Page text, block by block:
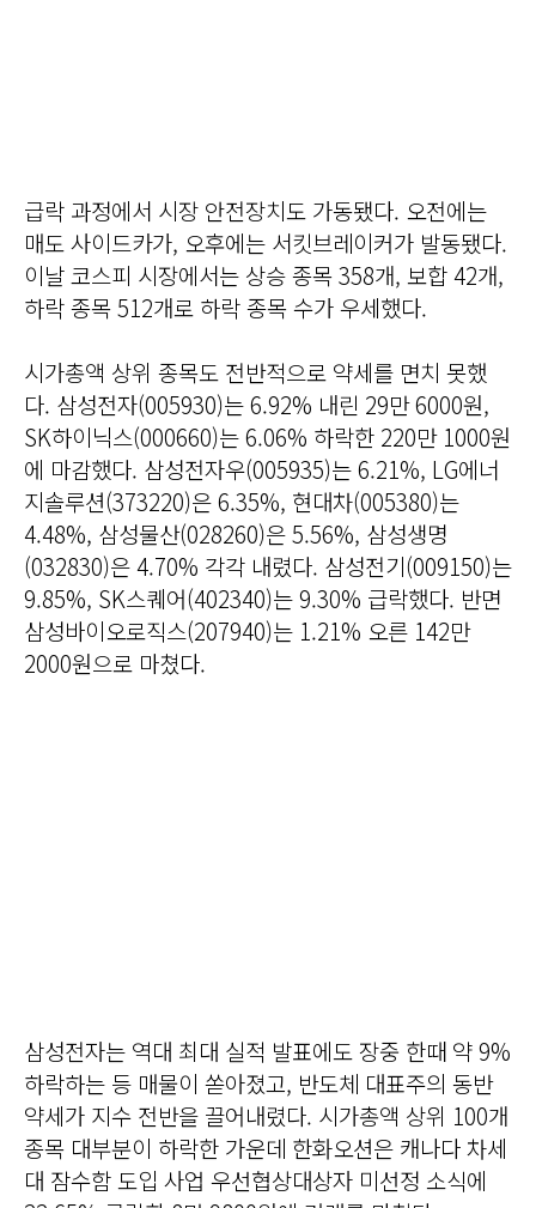
급락 과정에서 시장 안전장치도 가동됐다. 오전에는
매도 사이드카가, 오후에는 서킷브레이커가 발동됐다.
이날 코스피 시장에서는 상승 종목 358개, 보합 42개,
하락 종목 512개로 하락 종목 수가 우세했다.
시가총액 상위 종목도 전반적으로 약세를 면치 못했
다. 삼성전자(005930)는 6.92% 내린 29만 6000원,
SK하이닉스(000660)는 6.06% 하락한 220만 1000원
에 마감했다. 삼성전자우(005935)는 6.21%, LG에너
지솔루션(373220)은 6.35%, 현대차(005380)는
4.48%, 삼성물산(028260)은 5.56%, 삼성생명
(032830)은 4.70% 각각 내렸다. 삼성전기(009150)는
9.85%, SK스퀘어(402340)는 9.30% 급락했다. 반면
삼성바이오로직스(207940)는 1.21% 오른 142만
2000원으로 마쳤다.
삼성전자는 역대 최대 실적 발표에도 장중 한때 약 9%
하락하는 등 매물이 쏟아졌고, 반도체 대표주의 동반
약세가 지수 전반을 끌어내렸다. 시가총액 상위 100개
종목 대부분이 하락한 가운데 한화오션은 캐나다 차세
대 잠수함 도입 사업 우선협상대상자 미선정 소식에